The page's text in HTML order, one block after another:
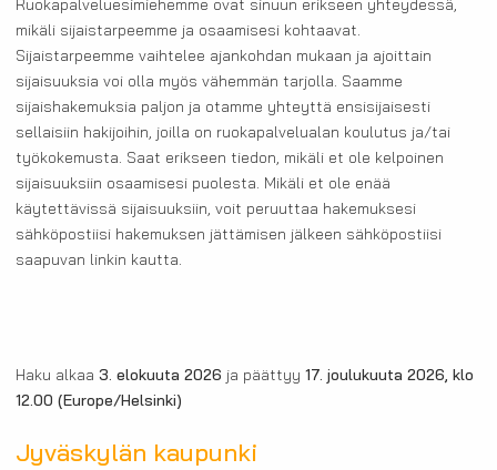
Ruokapalveluesimiehemme ovat sinuun erikseen yhteydessä,
mikäli sijaistarpeemme ja osaamisesi kohtaavat.
Sijaistarpeemme vaihtelee ajankohdan mukaan ja ajoittain
sijaisuuksia voi olla myös vähemmän tarjolla. Saamme
sijaishakemuksia paljon ja otamme yhteyttä ensisijaisesti
sellaisiin hakijoihin, joilla on ruokapalvelualan koulutus ja/tai
työkokemusta. Saat erikseen tiedon, mikäli et ole kelpoinen
sijaisuuksiin osaamisesi puolesta. Mikäli et ole enää
käytettävissä sijaisuuksiin, voit peruuttaa hakemuksesi
sähköpostiisi hakemuksen jättämisen jälkeen sähköpostiisi
saapuvan linkin kautta.
Haku alkaa 3. elokuuta 2026 ja päättyy 17. joulukuuta 2026, klo
12.00 (Europe/Helsinki)
Jyväskylän kaupunki